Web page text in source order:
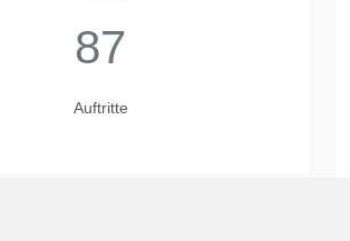
87
Auftritte